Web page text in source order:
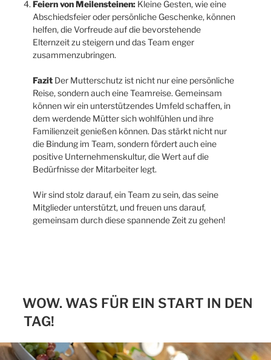
Feiern von Meilensteinen: Kleine Gesten, wie eine
Abschiedsfeier oder persönliche Geschenke, können
helfen, die Vorfreude auf die bevorstehende
Elternzeit zu steigern und das Team enger
zusammenzubringen.
Fazit Der Mutterschutz ist nicht nur eine persönliche
Reise, sondern auch eine Teamreise. Gemeinsam
können wir ein unterstützendes Umfeld schaffen, in
dem werdende Mütter sich wohlfühlen und ihre
Familienzeit genießen können. Das stärkt nicht nur
die Bindung im Team, sondern fördert auch eine
positive Unternehmenskultur, die Wert auf die
Bedürfnisse der Mitarbeiter legt.
Wir sind stolz darauf, ein Team zu sein, das seine
Mitglieder unterstützt, und freuen uns darauf,
gemeinsam durch diese spannende Zeit zu gehen!
WOW. WAS FÜR EIN START IN DEN
TAG!